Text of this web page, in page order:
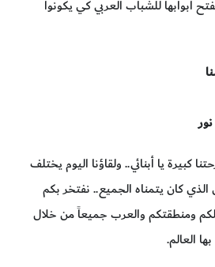
أبوابها للشباب العربي كي يكونوا
كبيرة يا أبنائي.. ولقاؤنا اليوم يختلف
كان يتمناه الجميع.. نفتخر بكم
ومنطقتكم والعرب جميعاً من خلال
العالم.